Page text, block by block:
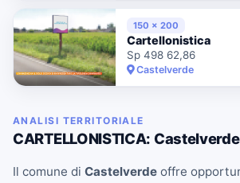
150 x 200
Cartellonistica
Sp 498 62,86
Castelverde
ANALISI TERRITORIALE
CARTELLONISTICA: Castelverde
Il comune di Castelverde offre